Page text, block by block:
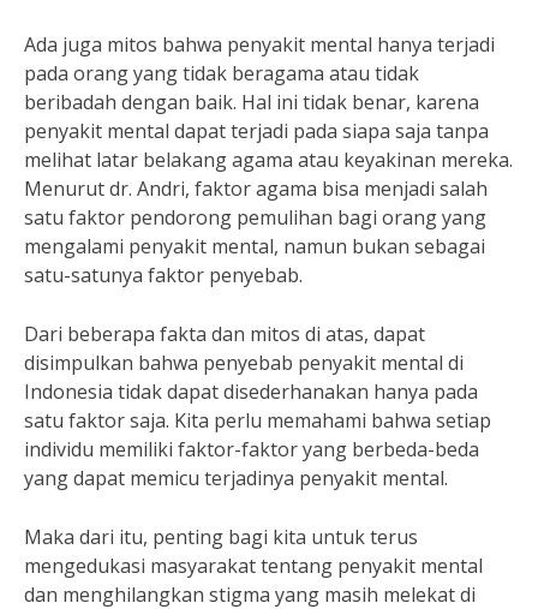
Ada juga mitos bahwa penyakit mental hanya terjadi
pada orang yang tidak beragama atau tidak
beribadah dengan baik. Hal ini tidak benar, karena
penyakit mental dapat terjadi pada siapa saja tanpa
melihat latar belakang agama atau keyakinan mereka.
Menurut dr. Andri, faktor agama bisa menjadi salah
satu faktor pendorong pemulihan bagi orang yang
mengalami penyakit mental, namun bukan sebagai
satu-satunya faktor penyebab.
Dari beberapa fakta dan mitos di atas, dapat
disimpulkan bahwa penyebab penyakit mental di
Indonesia tidak dapat disederhanakan hanya pada
satu faktor saja. Kita perlu memahami bahwa setiap
individu memiliki faktor-faktor yang berbeda-beda
yang dapat memicu terjadinya penyakit mental.
Maka dari itu, penting bagi kita untuk terus
mengedukasi masyarakat tentang penyakit mental
dan menghilangkan stigma yang masih melekat di